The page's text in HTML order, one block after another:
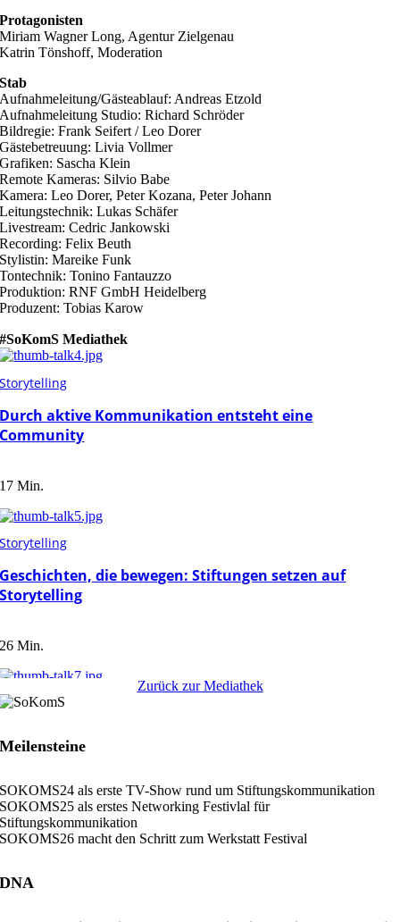
Protagonisten
Miriam Wagner Long, Agentur Zielgenau
Katrin Tönshoff, Moderation
Stab
Aufnahmeleitung/Gästeablauf: Andreas Etzold
Aufnahmeleitung Studio: Richard Schröder
Bildregie: Frank Seifert / Leo Dorer
Gästebetreuung: Livia Vollmer
Grafiken: Sascha Klein
Remote Kameras: Silvio Babe
Kamera: Leo Dorer, Peter Kozana, Peter Johann
Leitungstechnik: Lukas Schäfer
Livestream: Cedric Jankowski
Recording: Felix Beuth
Stylistin: Mareike Funk
Tontechnik: Tonino Fantauzzo
Produktion: RNF GmbH Heidelberg
Produzent: Tobias Karow
#SoKomS Mediathek
Storytelling
Durch aktive Kommunikation entsteht eine
Community
17 Min.
Storytelling
Geschichten, die bewegen: Stiftungen setzen auf
Storytelling
26 Min.
Storytelling
Eine Lebensaufgabe für junge Talente: Franz-Josef
Fischer und die Strahlemann-Stiftung
14 Min.
Zurück zur Mediathek
Meilensteine
SOKOMS24 als erste TV-Show rund um Stiftungskommunikation
SOKOMS25 als erstes Networking Festivlal für
Stiftungskommunikation
SOKOMS26 macht den Schritt zum Werkstatt Festival
DNA